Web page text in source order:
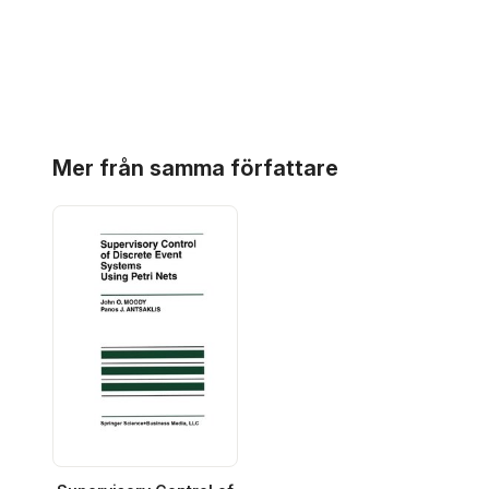
Mer från samma författare